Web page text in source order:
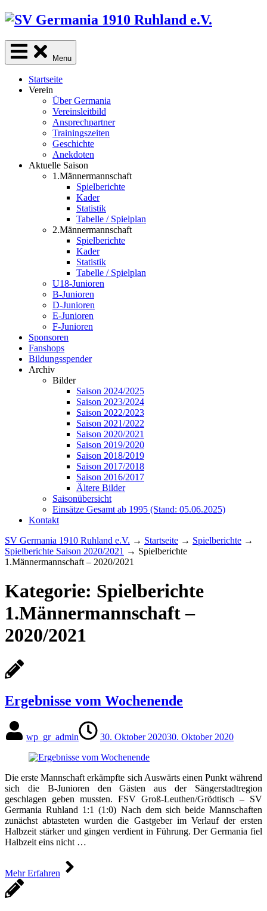
Skip
content
Menu
Startseite
Verein
Über Germania
Vereinsleitbild
Ansprechpartner
Trainingszeiten
Geschichte
Anekdoten
Aktuelle Saison
1.Männermannschaft
Spielberichte
Kader
Statistik
Tabelle / Spielplan
2.Männermannschaft
Spielberichte
Kader
Statistik
Tabelle / Spielplan
U18-Junioren
B-Junioren
D-Junioren
E-Junioren
F-Junioren
Sponsoren
Fanshops
Bildungsspender
Archiv
Bilder
Saison 2024/2025
Saison 2023/2024
Saison 2022/2023
Saison 2021/2022
Saison 2020/2021
Saison 2019/2020
Saison 2018/2019
Saison 2017/2018
Saison 2016/2017
Ältere Bilder
Saisonübersicht
Einsätze Gesamt ab 1995 (Stand: 05.06.2025)
Kontakt
SV Germania 1910 Ruhland e.V. → Startseite → Spielberichte →
Spielberichte Saison 2020/2021 → Spielberichte
1.Männermannschaft – 2020/2021
Kategorie: Spielberichte
1.Männermannschaft –
2020/2021
Ergebnisse vom Wochenende
wp_gr_admin 30. Oktober 202030. Oktober 2020
Die erste Mannschaft erkämpfte sich Auswärts einen Punkt während
sich die B-Junioren den Gästen aus der Sängerstadtregion
geschlagen geben mussten. FSV Groß-Leuthen/Grödtisch – SV
Germania Ruhland 1:1 (1:0) Nach dem sich beide Mannschaften
zunächst abtasteten wurden die Gastgeber im Verlauf der ersten
Halbzeit stärker und gingen verdient in Führung. Der Germania fiel
Halbzeit eins nicht …
Mehr Erfahren